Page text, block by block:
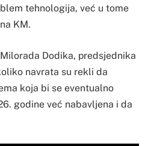
tehnologija, već u tome
KM.
Dodika, predsjednika
navrata su rekli da
koja bi se eventualno
godine već nabavljena i da